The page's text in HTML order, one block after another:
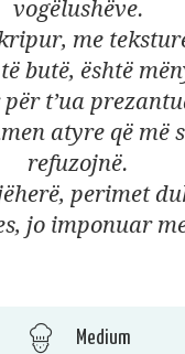
vogëlushëve.
me
butë, është
t’ua
atyre që më
refuzojnë.
perimet
jo imponuar
Medium